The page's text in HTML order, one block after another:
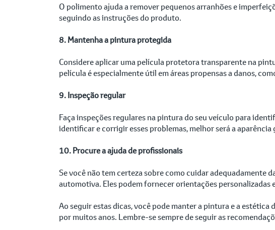
O polimento ajuda a remover pequenos arranhões e
seguindo as instruções do produto.
8. Mantenha a pintura protegida
Considere aplicar uma película protetora transparente na
película é especialmente útil em áreas propensas a danos,
9. Inspeção regular
Faça inspeções regulares na pintura do seu veículo para
identificar e corrigir esses problemas, melhor será a aparência
10. Procure a ajuda de profissionais
Se você não tem certeza sobre como cuidar adequadamente
automotiva. Eles podem fornecer orientações
Ao seguir estas dicas, você pode manter a pintura e a
por muitos anos. Lembre-se sempre de seguir as